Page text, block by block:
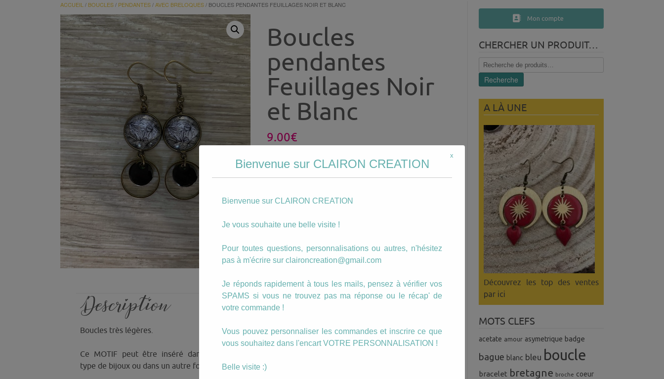
ACCUEIL / BOUCLES/ PENDANTES/AVEC BRELOQUES/ BOUCLES PENDANTES FEUILLAGES NOIR ET BLANC
Boucles
pendantes
Feuillages Noir
et Blanc
9.00€
Votre
personnalisation
Photo personnalisée
quantité
Boucles
pendantes
et
Blanc
Catégorie :Avec Breloques
Description
Boucles très légères.
Ce MOTIF peut être inséré dans n’importe quel
type de bijoux ou dans un autre format de boucles.
Mon compte
CHERCHER UN PRODUIT…
Recherche
pour :
Recherche
A LÀ UNE
Découvrez les top des ventes
par ici
MOTS CLEFS
acetate amour asymetrique badge
bague blanc bleu boucle
bracelet bretagne broche coeur
Bienvenue sur CLAIRON CREATION
Bienvenue sur CLAIRON CREATION
Je vous souhaite une belle visite !
Pour toutes questions, personnalisations ou autres, n'hésitez
pas à m'écrire sur claironcreation@gmail.com
Je réponds rapidement à tous les mails, pensez à vérifier vos
SPAMS si vous ne trouvez pas ma réponse ou le récap' de
votre commande !
Vous pouvez personnaliser les commandes et inscrire ce que
vous souhaitez dans l'encart VOTRE PERSONNALISATION !
Belle visite :)
x